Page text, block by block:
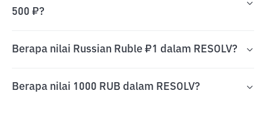
500 ₽?
Berapa nilai Russian Ruble ₽1 dalam RESOLV?
Berapa nilai 1000 RUB dalam RESOLV?